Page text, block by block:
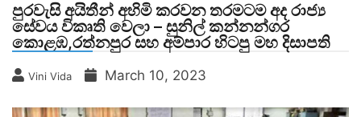
පුරවැසි අයිතීන් අහිමි කරවන තරමටම අද රාජ්‍ය
සේවය විකෘති වෙලා – සුනිල් කන්නන්ගර
කොළඹ,රත්නපුර සහ අම්පාර හිටපු මහ දිසාපති
Vini Vida March 10, 2023